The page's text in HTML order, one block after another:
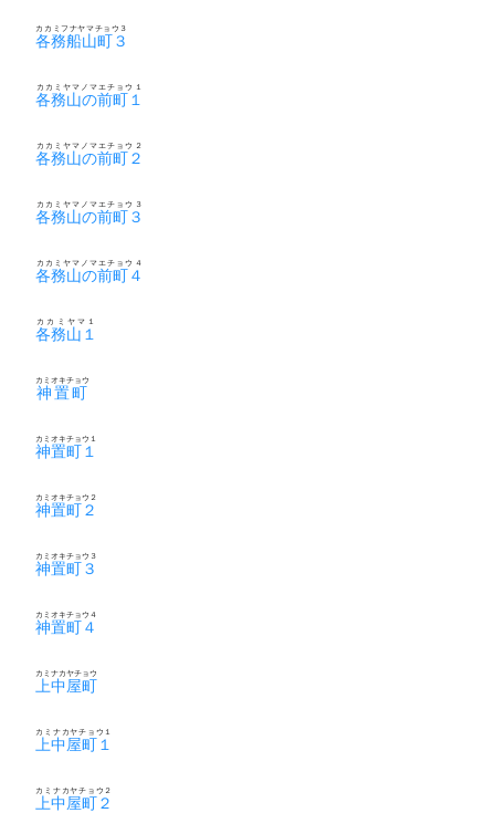
各務船山町３
カカミフナヤマチョウ３
各務山の前町１
カカミヤマノマエチョウ１
各務山の前町２
カカミヤマノマエチョウ２
各務山の前町３
カカミヤマノマエチョウ３
各務山の前町４
カカミヤマノマエチョウ４
各務山１
カカミヤマ１
神置町
カミオキチョウ
神置町１
カミオキチョウ１
神置町２
カミオキチョウ２
神置町３
カミオキチョウ３
神置町４
カミオキチョウ４
上中屋町
カミナカヤチョウ
上中屋町１
カミナカヤチョウ１
上中屋町２
カミナカヤチョウ２